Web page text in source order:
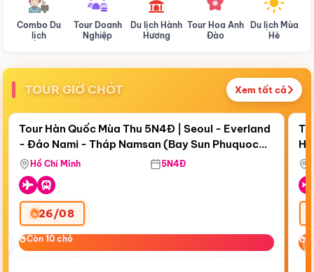
Combo Du
lịch
Tour Doanh
Nghiệp
Du lịch Hành
Hương
Tour Hoa Anh
Đào
Du lịch Mùa
Hè
TOUR GIỜ CHÓT Xem tất cả
Còn18 ngày 03:11:05
Bay Sun Phuquoc Airways
Điểm nổi bật
Tour Hàn Quốc Mùa Thu 5N4Đ | Seoul - Everland
- Đảo Nami - Tháp Namsan (Bay Sun Phuquoc
Airways)
Hồ Chí Minh 5N4Đ
26/08
Còn 10 chỗ
Còn 10 chỗ